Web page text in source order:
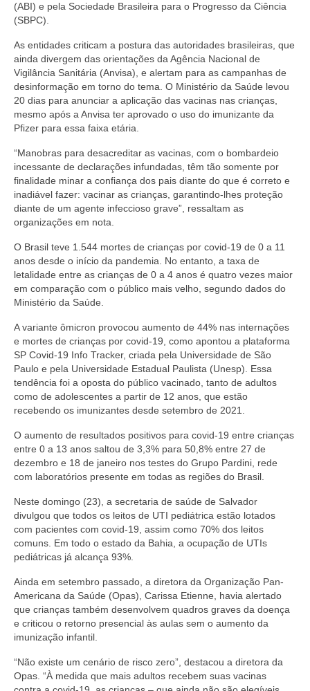
(ABI) e pela Sociedade Brasileira para o Progresso da Ciência
(SBPC).
As entidades criticam a postura das autoridades brasileiras, que
ainda divergem das orientações da Agência Nacional de
Vigilância Sanitária (Anvisa), e alertam para as campanhas de
desinformação em torno do tema. O Ministério da Saúde levou
20 dias para anunciar a aplicação das vacinas nas crianças,
mesmo após a Anvisa ter aprovado o uso do imunizante da
Pfizer para essa faixa etária.
“Manobras para desacreditar as vacinas, com o bombardeio
incessante de declarações infundadas, têm tão somente por
finalidade minar a confiança dos pais diante do que é correto e
inadiável fazer: vacinar as crianças, garantindo-lhes proteção
diante de um agente infeccioso grave”, ressaltam as
organizações em nota.
O Brasil teve 1.544 mortes de crianças por covid-19 de 0 a 11
anos desde o início da pandemia. No entanto, a taxa de
letalidade entre as crianças de 0 a 4 anos é quatro vezes maior
em comparação com o público mais velho, segundo dados do
Ministério da Saúde.
A variante ômicron provocou aumento de 44% nas internações
e mortes de crianças por covid-19, como apontou a plataforma
SP Covid-19 Info Tracker, criada pela Universidade de São
Paulo e pela Universidade Estadual Paulista (Unesp). Essa
tendência foi a oposta do público vacinado, tanto de adultos
como de adolescentes a partir de 12 anos, que estão
recebendo os imunizantes desde setembro de 2021.
O aumento de resultados positivos para covid-19 entre crianças
entre 0 a 13 anos saltou de 3,3% para 50,8% entre 27 de
dezembro e 18 de janeiro nos testes do Grupo Pardini, rede
com laboratórios presente em todas as regiões do Brasil.
Neste domingo (23), a secretaria de saúde de Salvador
divulgou que todos os leitos de UTI pediátrica estão lotados
com pacientes com covid-19, assim como 70% dos leitos
comuns. Em todo o estado da Bahia, a ocupação de UTIs
pediátricas já alcança 93%.
Ainda em setembro passado, a diretora da Organização Pan-
Americana da Saúde (Opas), Carissa Etienne, havia alertado
que crianças também desenvolvem quadros graves da doença
e criticou o retorno presencial às aulas sem o aumento da
imunização infantil.
“Não existe um cenário de risco zero”, destacou a diretora da
Opas. “À medida que mais adultos recebem suas vacinas